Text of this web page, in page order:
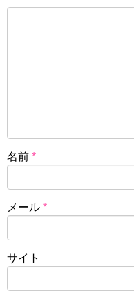
名前 *
メール *
サイト